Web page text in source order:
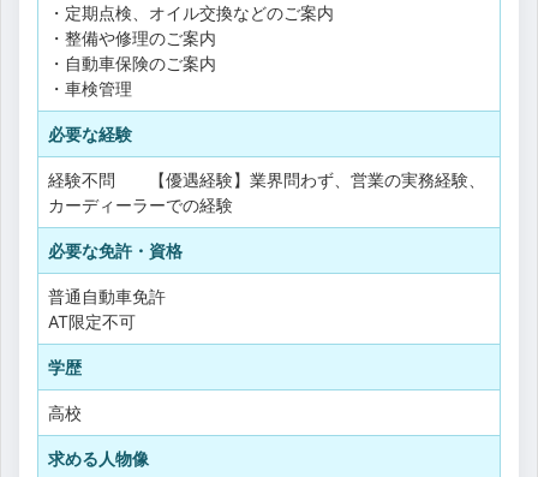
・定期点検、オイル交換などのご案内
・整備や修理のご案内
・自動車保険のご案内
・車検管理
必要な経験
経験不問 【優遇経験】業界問わず、営業の実務経験、
カーディーラーでの経験
必要な免許・資格
普通自動車免許
AT限定不可
学歴
高校
求める人物像